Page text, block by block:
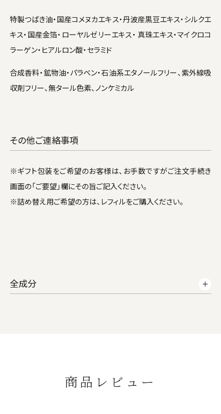
特製つばき油・国産コメヌカエキス・丹波産黒豆エキス・シルクエ
キス・国産金箔・ローヤルゼリーエキス・ 真珠エキス・マイクロコ
ラーゲン・ヒアルロン酸・セラミド
合成香料・鉱物油・パラベン・石油系エタノールフリー、紫外線吸
収剤フリー、無タール色素、ノンケミカル
その他ご連絡事項
※ギフト包装をご希望のお客様は、お手数ですがご注文手続き
画面の「ご要望」欄にその旨ご記入ください。
※詰め替え用ご希望の方は、レフィルをご購入ください。
全成分
商品レビュー